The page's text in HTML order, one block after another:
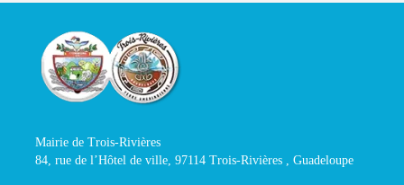
Mairie de Trois-Rivières
84, rue de l’Hôtel de ville, 97114 Trois-Rivières , Guadeloupe